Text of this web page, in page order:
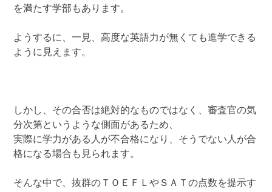
を満たす学部もあります。
ようするに、一見、高度な英語力が無くても進学できる
ように見えます。
しかし、その合否は絶対的なものではなく、審査官の気
分次第というような側面があるため、
実際に学力がある人が不合格になり、そうでない人が合
格になる場合も見られます。
そんな中で、抜群のＴＯＥＦＬやＳＡＴの点数を提示す